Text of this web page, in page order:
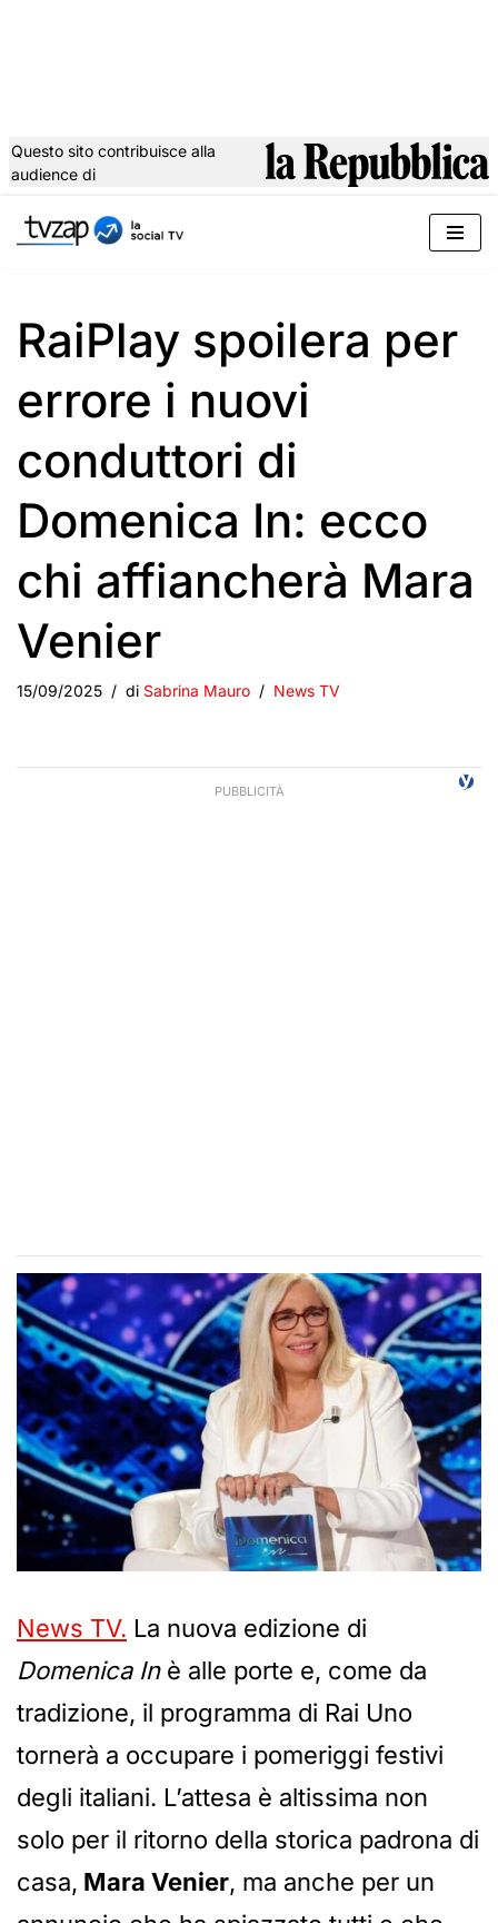
al
Questo sito contribuisce alla
audience di
RaiPlay spoilera per
errore i nuovi
conduttori di
Domenica In: ecco
chi affiancherà Mara
Venier
15/09/2025 di Sabrina Mauro News TV
News TV. La nuova edizione di
Domenica Inè alle porte e, come da
tradizione, il programma di Rai Uno
tornerà a occupare i pomeriggi festivi
degli italiani. L’attesa è altissima non
solo per il ritorno della storica padrona di
casa, Mara Venier, ma anche per un